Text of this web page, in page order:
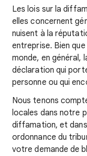
Les lois sur la
elles concernent
nuisent à la
entreprise. Bien
monde, en général,
déclaration qui
personne ou qui
Nous tenons
locales dans notre
diffamation, et
ordonnance du
votre demande de